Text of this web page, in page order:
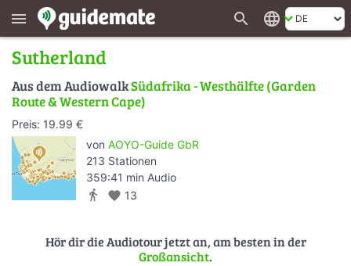
menu search language
Sutherland
Aus dem AudiowalkSüdafrika - Westhälfte (Garden
Route & Western Cape)
Preis: 19.99 €
von AOYO-Guide GbR
213 Stationen
359:41 min Audio
directions_walk favorite 13
Hör dir die Audiotour jetzt an, am besten in der
Großansicht.